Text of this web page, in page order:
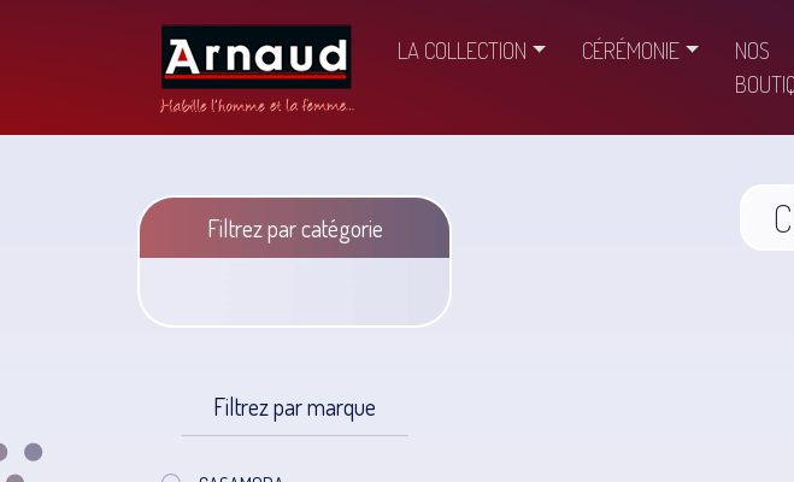
LA COLLECTION CÉRÉMONIE
NOS
Filtrez par catégorie
Filtrez par marque